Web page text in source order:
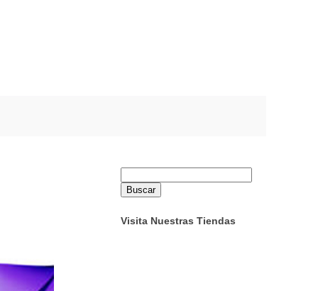
Visita Nuestras Tiendas